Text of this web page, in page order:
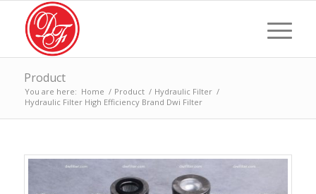
Product
You are here: Home / Product / Hydraulic Filter /
Hydraulic Filter High Efficiency Brand Dwi Filter